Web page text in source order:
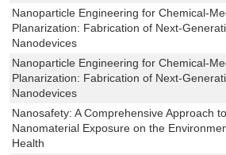
Nanoparticle Engineering for Chemical-
Planarization: Fabrication of Next-
Nanodevices
Nanoparticle Engineering for Chemical-
Planarization: Fabrication of Next-
Nanodevices
Nanosafety: A Comprehensive Approach
Nanomaterial Exposure on the
Health